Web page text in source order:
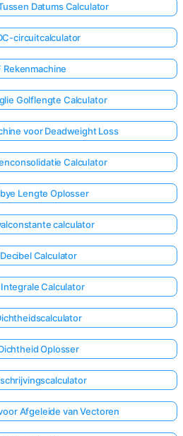
Datums Calculator
circuitcalculator
Rekenmachine
Golflengte Calculator
voor Deadweight Loss
Calculator
Lengte Oplosser
calculator
Calculator
Calculator
Oplosser
Afgeleide van Vectoren